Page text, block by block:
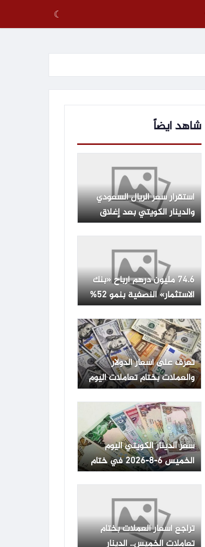
☾
شاهد ايضاً
استقرار سعر الريال السعودي
والدينار الكويتي بعد إغلاق
تعاملات اليوم
74.6 مليون درهم أرباح «بنك
الاستثمار» النصفية بنمو 52%
تعرف على أسعار الدولار
والعملات بختام تعاملات اليوم
الخميس
سعر الدينار الكويتي اليوم
الخميس 6-8-2026 في ختام
التعاملات -جريدة المال
تراجع أسعار العملات بختام